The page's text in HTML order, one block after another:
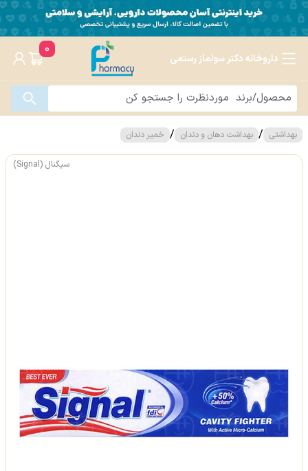
داروخانه دکتر سولماز رستمی
0
بهداشتی / بهداشت دهان و دندان / خمیر دندان
سیگنال (Signal)